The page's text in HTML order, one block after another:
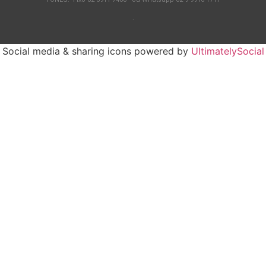
.
Social media & sharing icons powered by UltimatelySocial